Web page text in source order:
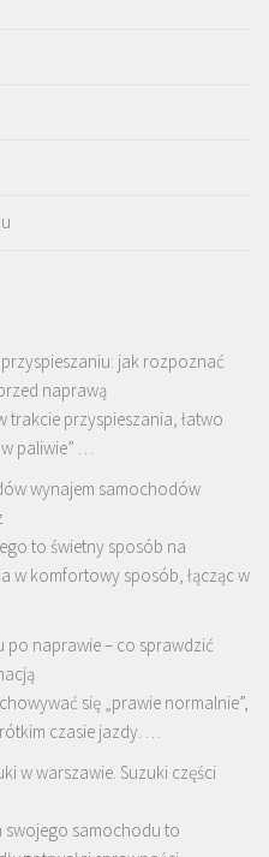
jak rozpoznać
naprawą
trakcie przyspieszania, łatwo
paliwie” …
wynajem samochodów
to świetny sposób na
komfortowy sposób, łącząc w
naprawie – co sprawdzić
się „prawie normalnie”,
czasie jazdy. …
w warszawie. Suzuki części
swojego samochodu to